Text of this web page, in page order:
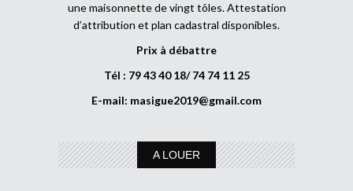
une maisonnette de vingt tôles. Attestation
d’attribution et plan cadastral disponibles.
Prix à débattre
Tél : 79 43 40 18/ 74 74 11 25
E-mail: masigue2019@gmail.com
A LOUER